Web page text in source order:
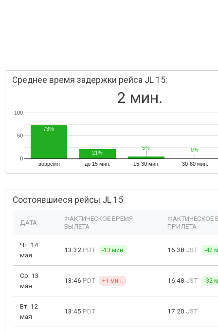
Среднее время задержки рейса JL 15:
2 мин.
вовремя до 15 мин. 15-30 мин. 30-60 мин.
0
50
100
73%
21%
5%
5% 0%
0%
Состоявшиеся рейсы JL 15
ДАТА
ФАКТИЧЕСКОЕ ВРЕМЯ
ВЫЛЕТА
ФАКТИЧЕСКОЕ
ПРИЛЕТА
Чт. 14
мая
13:32 PDT -13 мин. 16:38 JST -42
Ср. 13
мая
13:46 PDT +1 мин. 16:48 JST -32
Вт. 12
мая
13:45 PDT 17:20 JST